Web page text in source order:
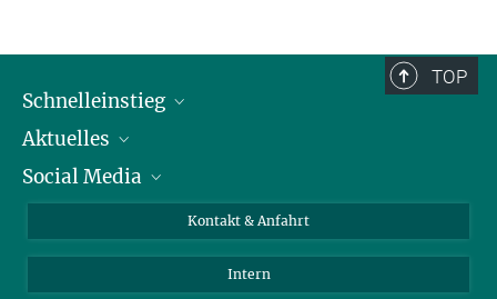
TOP
Schnelleinstieg
Personen
Pressebereich
Aktuelles
Stellenangebote
Social Media
LinkedIn
Kontakt & Anfahrt
Intern